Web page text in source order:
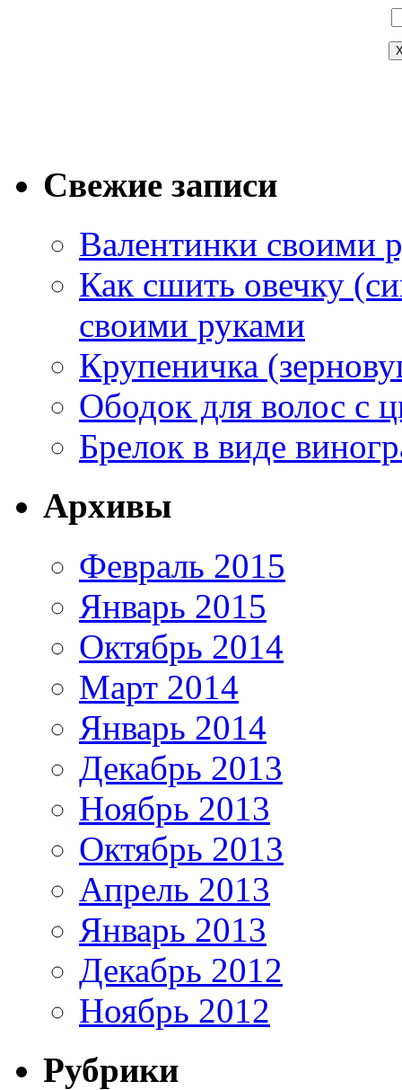
Свежие записи
Валентинки своими
Как сшить овечку
своими руками
Крупеничка
Ободок для волос с
Брелок в виде
Архивы
Февраль 2015
Январь 2015
Октябрь 2014
Март 2014
Январь 2014
Декабрь 2013
Ноябрь 2013
Октябрь 2013
Апрель 2013
Январь 2013
Декабрь 2012
Ноябрь 2012
Рубрики